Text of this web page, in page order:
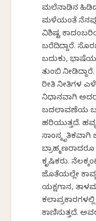
ಮಲೆನಾಡಿನ
ಮಳೆಯಂತೆ
ವಿಶಿಷ್ಟ
ಬರೆದಿದ್ದಾರೆ.
ಬದುಕು,
ತುಂಬಿ
ರೀತಿ ನೀತಿಗಳ
ನಿಧಾನವಾಗಿ
ಬದಲಾವಣೆಯ
ಹರಿಯುತ್ತದೆ.
ಕೃಷಿಕರು.
ಜೊತೆಯಲ್ಲೇ
ಯಕ್ಷಗಾನ,
ಕಾಣಿಸುತ್ತದೆ.